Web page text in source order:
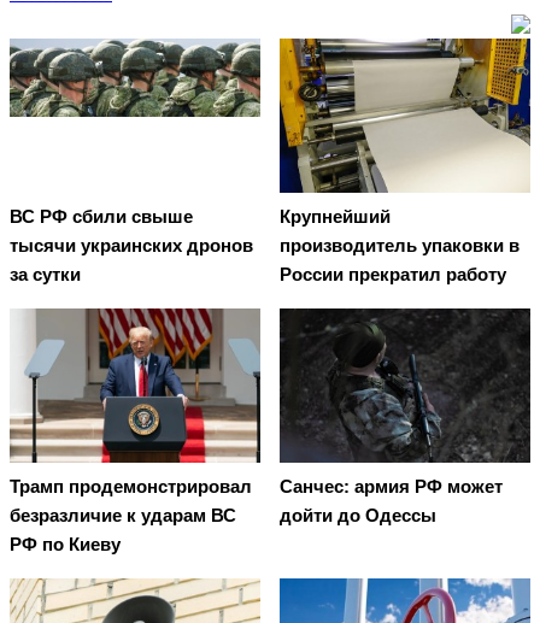
ВС РФ сбили свыше
тысячи украинских дронов
за сутки
Крупнейший
производитель упаковки в
России прекратил работу
Трамп продемонстрировал
безразличие к ударам ВС
РФ по Киеву
Санчес: армия РФ может
дойти до Одессы